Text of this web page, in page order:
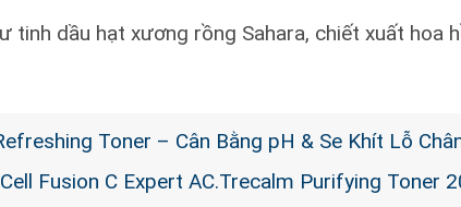
tinh dầu hạt xương rồng Sahara, chiết xuất hoa
Toner – Cân Bằng pH & Se Khít Lỗ
Fusion C Expert AC.Trecalm Purifying Toner